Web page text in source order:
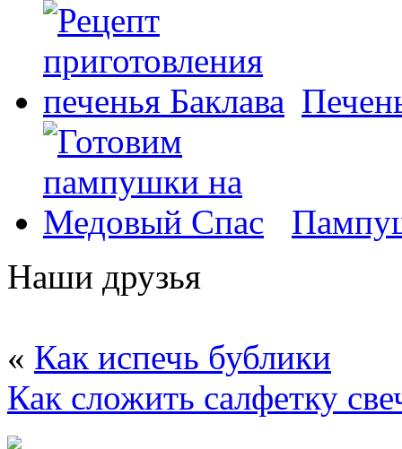
Наши друзья
« Как испечь бублики
Как сложить салфетку